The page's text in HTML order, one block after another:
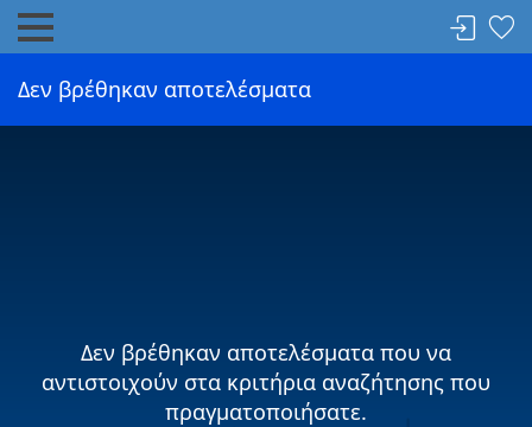
Δεν βρέθηκαν αποτελέσματα
Δεν βρέθηκαν αποτελέσματα που να
αντιστοιχούν στα κριτήρια αναζήτησης που
πραγματοποιήσατε.